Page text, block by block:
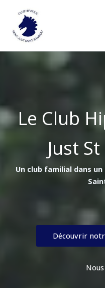
contenu
Le Club
Just
Un club familial dans
Découvrir